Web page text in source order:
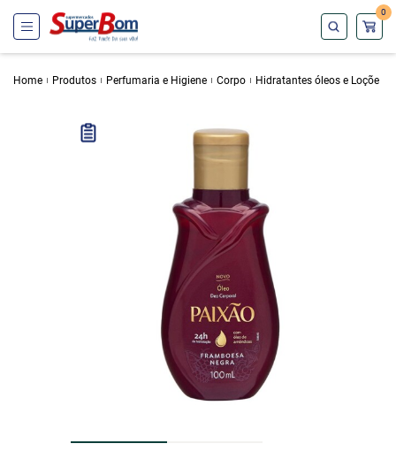
0
Home Produtos Perfumaria e Higiene Corpo Hidratantes óleos e Loçõe